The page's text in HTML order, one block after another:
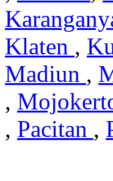
Klaten ,
Madiun ,
,
, Pacitan ,